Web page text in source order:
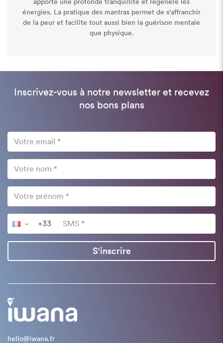
apporte une profonde tranquillité et régénère les
énergies. La pratique des mantras permet de s'affranchir
de la peur et facilite tout aussi bien la guérison mentale
que physique.
Inscrivez-vous à notre newsletter et recevez
nos bons plans
S'inscrire
hello@iwana.fr